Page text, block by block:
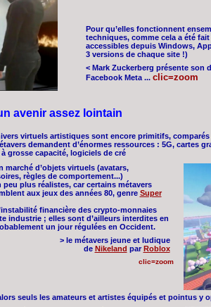
Pour qu’elles fonctionnent
techniques, comme cela a été
accessibles depuis Windows,
3 versions de chaque site !)
< Mark Zuckerberg présente son
Facebook Meta ... clic=zoom
avenir assez lointain
virtuels artistiques sont encore primitifs,
demandent d’énormes ressources : 5G, cartes
grosse capacité, logiciels de cré
marché d’objets virtuels (avatars,
règles de comportement...)
peu plus réalistes, car certains métavers
aux jeux des années 80, genre Super
financière des crypto-monnaies
industrie ; elles sont d’ailleurs interdites en
un jour régulées en Occident.
> le métavers jeune et ludique
de Nikeland par Roblox
clic=zoom
seuls les amateurs et artistes équipés et pointus y